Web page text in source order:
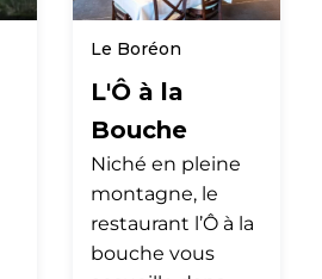
Le Boréon
L'Ô à la
Bouche
Niché en pleine
montagne, le
restaurant l’Ô à la
bouche vous